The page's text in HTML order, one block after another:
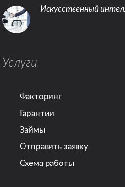
Искусственный
Услуги
Факторинг
Гарантии
Займы
Отправить заявку
Схема работы